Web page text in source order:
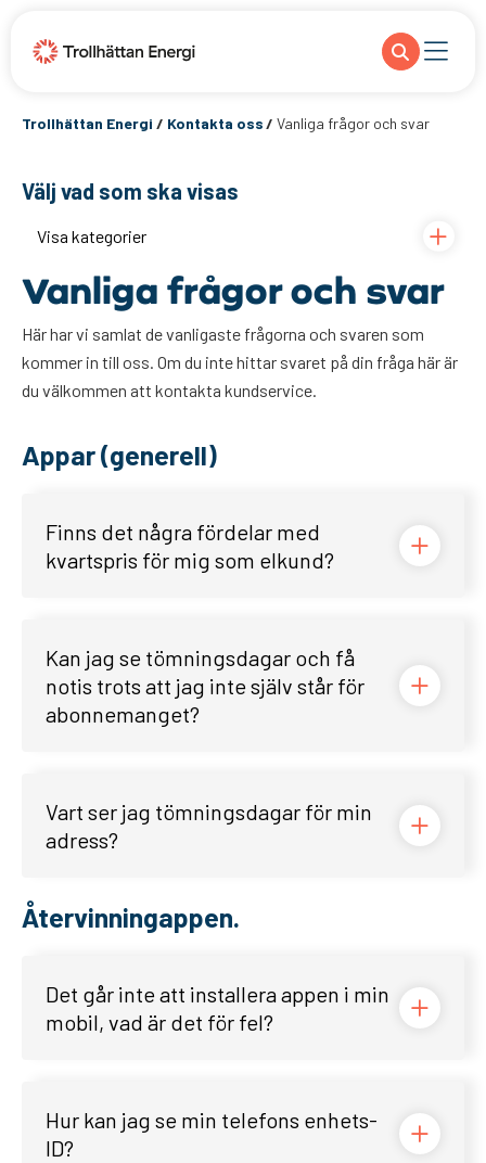
Trollhättan Energi / Kontakta oss/ Vanliga frågor och svar
Vanliga frågor och svar
Här har vi samlat de vanligaste frågorna och svaren som
kommer in till oss. Om du inte hittar svaret på din fråga här är
du välkommen att kontakta kundservice.
Appar (generell)
Finns det några fördelar med
kvartspris för mig som elkund?
Kan jag se tömningsdagar och få
notis trots att jag inte själv står för
abonnemanget?
Vart ser jag tömningsdagar för min
adress?
Återvinningappen.
Det går inte att installera appen i min
mobil, vad är det för fel?
Hur kan jag se min telefons enhets-
ID?
Välj vad som ska visas
Visa kategorier